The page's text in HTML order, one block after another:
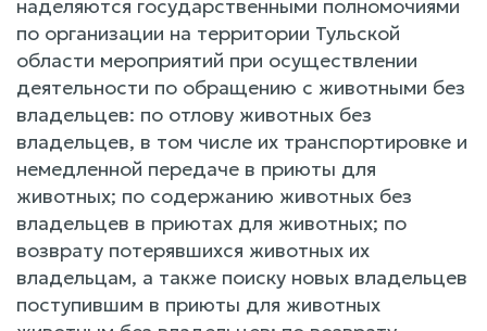
наделяются государственными полномочиями
по организации на территории Тульской
области мероприятий при осуществлении
деятельности по обращению с животными без
владельцев: по отлову животных без
владельцев, в том числе их транспортировке и
немедленной передаче в приюты для
животных; по содержанию животных без
владельцев в приютах для животных; по
возврату потерявшихся животных их
владельцам, а также поиску новых владельцев
поступившим в приюты для животных